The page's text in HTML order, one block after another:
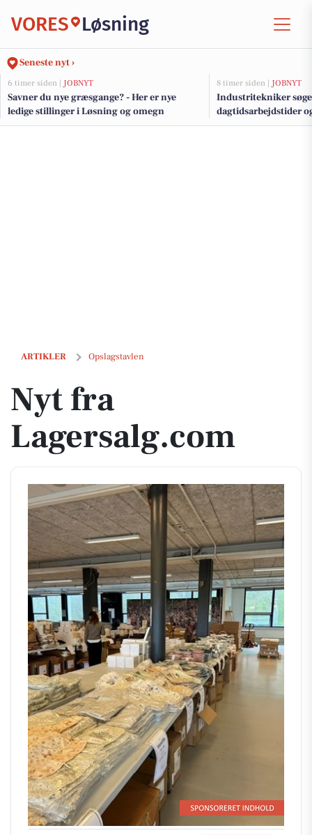
VORES Løsning
Seneste nyt ›
6 timer siden | JOBNYT
Savner du nye græsgange? - Her er nye
ledige stillinger i Løsning og omegn
8 timer siden | JOBNYT
Industritekniker
dagtidsarbejdstider
fokus
ARTIKLER Opslagstavlen
Nyt fra Lagersalg.com
Nyt fra
Lagersalg.com